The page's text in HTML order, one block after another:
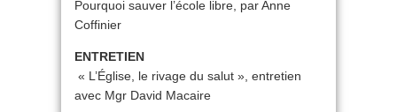
Pourquoi sauver l’école libre, par Anne
Coffinier
ENTRETIEN
« L’Église, le rivage du salut », entretien
avec Mgr David Macaire